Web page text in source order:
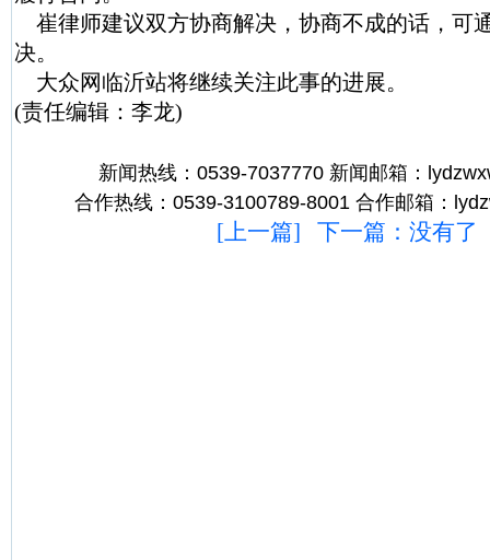
崔律师建议双方协商解决，协商不成的话，可
决。
大众网临沂站将继续关注此事的进展。
(责任编辑：李龙)
新闻热线：0539-7037770 新闻邮箱：
合作热线：0539-3100789-8001 合作邮箱：
[上一篇] 下一篇：没有了